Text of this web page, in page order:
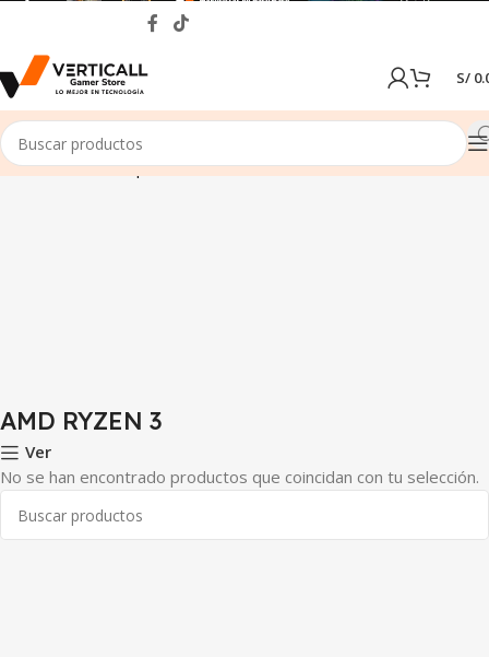
S/
Inicio Tienda Computadoras AMD RYZEN 3
AMD RYZEN 3
Ver
No se han encontrado productos que coincidan con tu selección.